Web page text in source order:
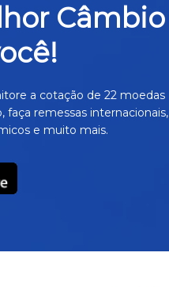
Câmbio
a cotação de 22 moedas
faça remessas internacionais,
e muito mais.